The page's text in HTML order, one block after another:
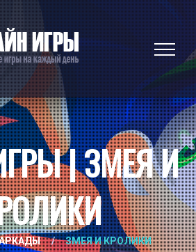
| ЗМЕЯ И
/ ЗМЕЯ И КРОЛИКИ